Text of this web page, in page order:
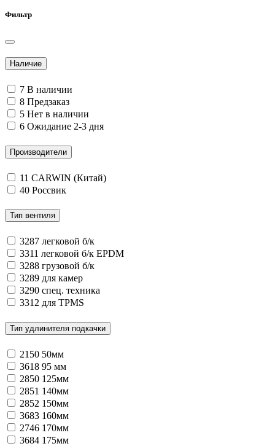
Фильтр
Наличие
7 В наличии
8 Предзаказ
5 Нет в наличии
6 Ожидание 2-3 дня
Производители
11 CARWIN (Китай)
40 Россвик
Тип вентиля
3287 легковой б/к
3311 легковой б/к EPDM
3288 грузовой б/к
3289 для камер
3290 спец. техника
3312 для TPMS
Тип удлинителя подкачки
2150 50мм
3618 95 мм
2850 125мм
2851 140мм
2852 150мм
3683 160мм
2746 170мм
3684 175мм